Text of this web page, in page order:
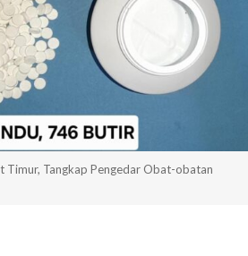
Timur, Tangkap Pengedar Obat-obatan